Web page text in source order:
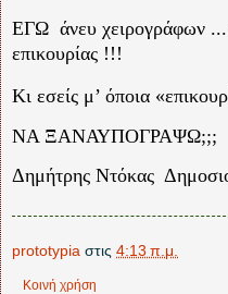
ΕΓΩ άνευ χειρογράφων ...
επικουρίας !!!
Κι εσείς μ’ όποια
ΝΑ ΞΑΝΑΥΠΟΓΡΑΨΩ;;;
Δημήτρης Ντόκας
prototypia στις 4:13 π.μ.
Κοινή χρήση